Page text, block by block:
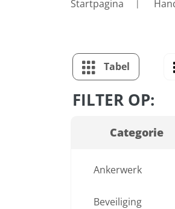
Startpagina
Tabel
FILTER OP:
Categorie
Ankerwerk
Beveiliging